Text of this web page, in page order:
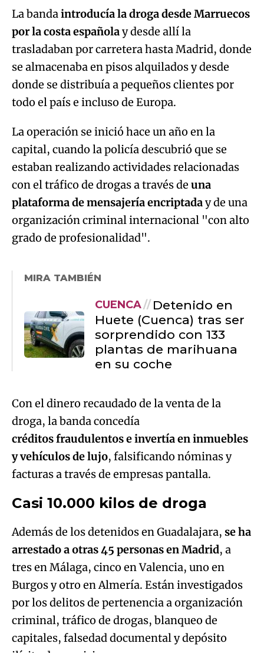
Try again
La bandaintroducía la droga desde Marruecos
por la costa españolay desde allí la
trasladaban por carretera hasta Madrid, donde
se almacenaba en pisos alquilados y desde
donde se distribuía a pequeños clientes por
todo el país e incluso de Europa.
La operación se inició hace un año en la
capital, cuando la policía descubrió que se
estaban realizando actividades relacionadas
con el tráfico de drogas a través de una
plataforma de mensajería encriptaday de una
organización criminal internacional "con alto
grado de profesionalidad".
MIRA TAMBIÉN
CUENCA
Detenido en
Huete (Cuenca) tras ser
sorprendido con 133
plantas de marihuana
en su coche
Con el dinero recaudado de la venta de la
droga, la banda concedía
créditos fraudulentos e invertía en inmuebles
y vehículos de lujo, falsificando nóminas y
facturas a través de empresas pantalla.
Casi 10.000 kilos de droga
Además de los detenidos en Guadalajara, se ha
arrestado a otras 45 personas en Madrid, a
tres en Málaga, cinco en Valencia, uno en
Burgos y otro en Almería. Están investigados
por los delitos de pertenencia a organización
criminal, tráfico de drogas, blanqueo de
capitales, falsedad documental y depósito